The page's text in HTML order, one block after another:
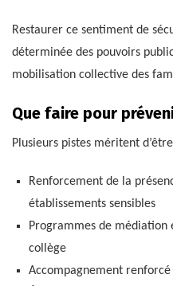
Restaurer ce sentiment de
déterminée des pouvoirs
mobilisation collective des
Que faire pour
Plusieurs pistes méritent
Renforcement de la
établissements sensibles
Programmes de médiation
collège
Accompagnement